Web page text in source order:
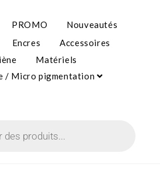
PROMO
Nouveautés
Encres
Accessoires
Matériels
/ Micro pigmentation